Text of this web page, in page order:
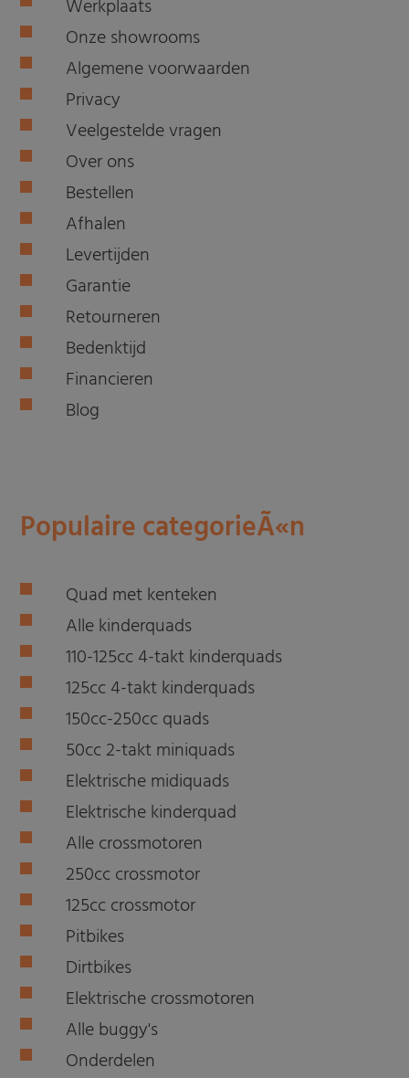
Werkplaats
Onze showrooms
Algemene voorwaarden
Privacy
Veelgestelde vragen
Over ons
Bestellen
Afhalen
Levertijden
Garantie
Retourneren
Bedenktijd
Financieren
Blog
Populaire categorieÃ«n
Quad met kenteken
Alle kinderquads
110-125cc 4-takt kinderquads
125cc 4-takt kinderquads
150cc-250cc quads
50cc 2-takt miniquads
Elektrische midiquads
Elektrische kinderquad
Alle crossmotoren
250cc crossmotor
125cc crossmotor
Pitbikes
Dirtbikes
Elektrische crossmotoren
Alle buggy's
Onderdelen